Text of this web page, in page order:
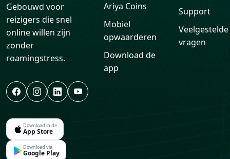
Gebouwd voor
reizigers die snel
online willen zijn
zonder
roamingstress.
Download in de
App Store
Download via
Google Play
Ariya Coins
Mobiel
opwaarderen
Download de
app
Support
Veelgestelde
vragen